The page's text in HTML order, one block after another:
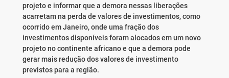
projeto e informar que a demora nessas liberações
acarretam na perda de valores de investimentos, como
ocorrido em Janeiro, onde uma fração dos
investimentos disponíveis foram alocados em um novo
projeto no continente africano e que a demora pode
gerar mais redução dos valores de investimento
previstos para a região.